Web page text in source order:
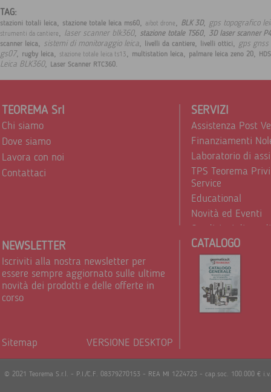
TAG:
stazioni totali leica, stazione totale leica ms60, aibot drone, BLK 3D, gps topografico
strumenti da cantiere, laser scanner blk360, stazione totale TS60, 3D laser scanner
scanner leica, sistemi di monitoraggio leica, livelli da cantiere, livelli ottici, gps gnss
gs07, rugby leica, stazione totale leica ts13, multistation leica, palmare leica zeno 20,
Leica BLK360, Laser Scanner RTC360.
TEOREMA Srl
Chi siamo
Dove siamo
Lavora con noi
Contattaci
SERVIZI
Assistenza Post
Finanziamenti
Laboratorio di
TPS Teorema
Service
Educational
Novità ed Eventi
Condizioni di
Trattamento dei
NEWSLETTER
Iscriviti alla nostra newsletter per
essere sempre aggiornato sulle ultime
novità dei prodotti e delle offerte in
corso
Sitemap VERSIONE DESKTOP
CATALOGO
© 2021 Teorema S.r.l. - P.I./C.F. 08379270153 - REA MI 1224723 - cap.soc. 100.000 €